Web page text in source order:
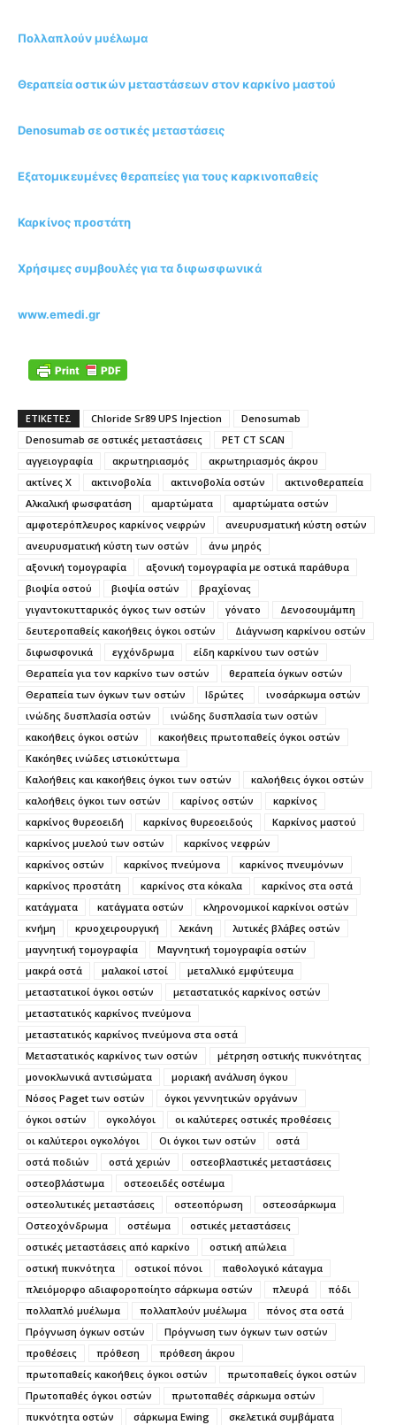
Πολλαπλούν μυέλωμα
Θεραπεία οστικών μεταστάσεων στον καρκίνο μαστού
Denosumab σε οστικές μεταστάσεις
Εξατομικευμένες θεραπείες για τους καρκινοπαθείς
Καρκίνος προστάτη
Χρήσιμες συμβουλές για τα διφωσφωνικά
www.emedi.gr
ΕΤΙΚΕΤΕΣ Chloride Sr89 UPS Injection
Denosumab
Denosumab σε οστικές μεταστάσεις
PET CT SCAN
αγγειογραφία
ακρωτηριασμός
ακρωτηριασμός άκρου
ακτίνες X
ακτινοβολία ακτινοβολία οστών
ακτινοθεραπεία
Αλκαλική φωσφατάση
αμαρτώματα
αμαρτώματα οστών
αμφοτερόπλευρος καρκίνος νεφρών
ανευρυσματική κύστη οστών
ανευρυσματική κύστη των οστών
άνω μηρός
αξονική τομογραφία
αξονική τομογραφία με οστικά παράθυρα
βιοψία οστού
βιοψία οστών
βραχίονας
γιγαντοκυτταρικός όγκος των οστών
γόνατο
Δενοσουμάμπη
δευτεροπαθείς κακοήθεις όγκοι οστών
Διάγνωση καρκίνου οστών
διφωσφονικά
εγχόνδρωμα
είδη καρκίνου των οστών
Θεραπεία για τον καρκίνο των οστών
θεραπεία όγκων οστών
Θεραπεία των όγκων των οστών
Ιδρώτες
ινοσάρκωμα οστών
ινώδης δυσπλασία οστών
ινώδης δυσπλασία των οστών
κακοήθεις όγκοι οστών
κακοήθεις πρωτοπαθείς όγκοι οστών
Κακόηθες ινώδες ιστιοκύττωμα
Καλοήθεις και κακοήθεις όγκοι των οστών
καλοήθεις όγκοι οστών
καλοήθεις όγκοι των οστών
καρίνος οστών
καρκίνος
καρκίνος θυρεοειδή
καρκίνος θυρεοειδούς
Καρκίνος μαστού
καρκίνος μυελού των οστών
καρκίνος νεφρών
καρκίνος οστών
καρκίνος πνεύμονα
καρκίνος πνευμόνων
καρκίνος προστάτη
καρκίνος στα κόκαλα
καρκίνος στα οστά
κατάγματα
κατάγματα οστών
κληρονομικοί καρκίνοι οστών
κνήμη
κρυοχειρουργική λεκάνη
λυτικές βλάβες οστών
μαγνητική τομογραφία
Μαγνητική τομογραφία οστών
μακρά οστά
μαλακοί ιστοί
μεταλλικό εμφύτευμα
μεταστατικοί όγκοι οστών
μεταστατικός καρκίνος οστών
μεταστατικός καρκίνος πνεύμονα
μεταστατικός καρκίνος πνεύμονα στα οστά
Μεταστατικός καρκίνος των οστών
μέτρηση οστικής πυκνότητας
μονοκλωνικά αντισώματα
μοριακή ανάλυση όγκου
Νόσος Paget των οστών
όγκοι γεννητικών οργάνων
όγκοι οστών
ογκολόγοι
οι καλύτερες οστικές προθέσεις
οι καλύτεροι ογκολόγοι
Οι όγκοι των οστών
οστά
οστά ποδιών
οστά χεριών
οστεοβλαστικές μεταστάσεις
οστεοβλάστωμα
οστεοειδές οστέωμα
οστεολυτικές μεταστάσεις
οστεοπόρωση
οστεοσάρκωμα
Οστεοχόνδρωμα
οστέωμα
οστικές μεταστάσεις
οστικές μεταστάσεις από καρκίνο
οστική απώλεια
οστική πυκνότητα
οστικοί πόνοι
παθολογικό κάταγμα
πλειόμορφο αδιαφοροποίητο σάρκωμα οστών
πλευρά
πόδι
πολλαπλό μυέλωμα
πολλαπλούν μυέλωμα
πόνος στα οστά
Πρόγνωση όγκων οστών
Πρόγνωση των όγκων των οστών
προθέσεις
πρόθεση
πρόθεση άκρου
πρωτοπαθείς κακοήθεις όγκοι οστών
πρωτοπαθείς όγκοι οστών
Πρωτοπαθές όγκοι οστών
πρωτοπαθές σάρκωμα οστών
πυκνότητα οστών
σάρκωμα Ewing σκελετικά συμβάματα